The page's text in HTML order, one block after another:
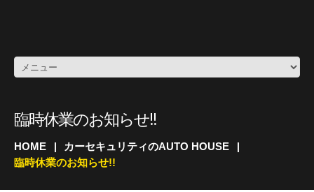
臨時休業のお知らせ!!
HOME
カーセキュリティのAUTO HOUSE
臨時休業のお知らせ!!